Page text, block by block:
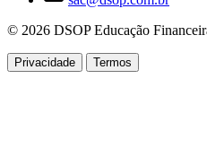
© 2026 DSOP Educação
Privacidade Termos